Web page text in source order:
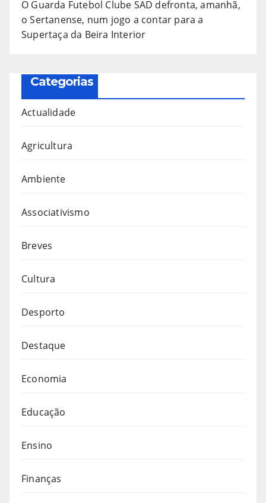
O Guarda Futebol Clube SAD defronta, amanhã,
o Sertanense, num jogo a contar para a
Supertaça da Beira Interior
Categorias
Actualidade
Agricultura
Ambiente
Associativismo
Breves
Cultura
Desporto
Destaque
Economia
Educação
Ensino
Finanças